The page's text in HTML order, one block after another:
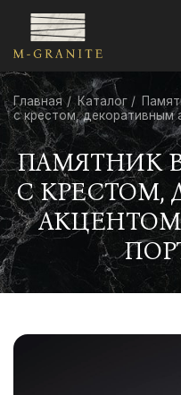
Главная Каталог
с крестом, декоративным
ПАМЯТНИК
С КРЕСТОМ,